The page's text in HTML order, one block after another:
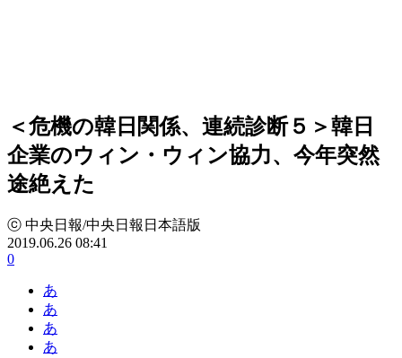
＜危機の韓日関係、連続診断５＞韓日
企業のウィン・ウィン協力、今年突然
途絶えた
ⓒ 中央日報/中央日報日本語版
2019.06.26 08:41
0
あ
あ
あ
あ